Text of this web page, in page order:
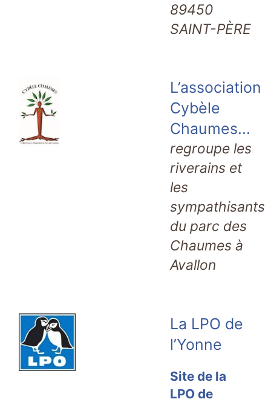
89450
SAINT-PÈRE
L’association
Cybèle
Chaumes...
regroupe les
riverains et
les
sympathisants
du parc des
Chaumes à
Avallon
La LPO de
l’Yonne
Site de la
LPO de